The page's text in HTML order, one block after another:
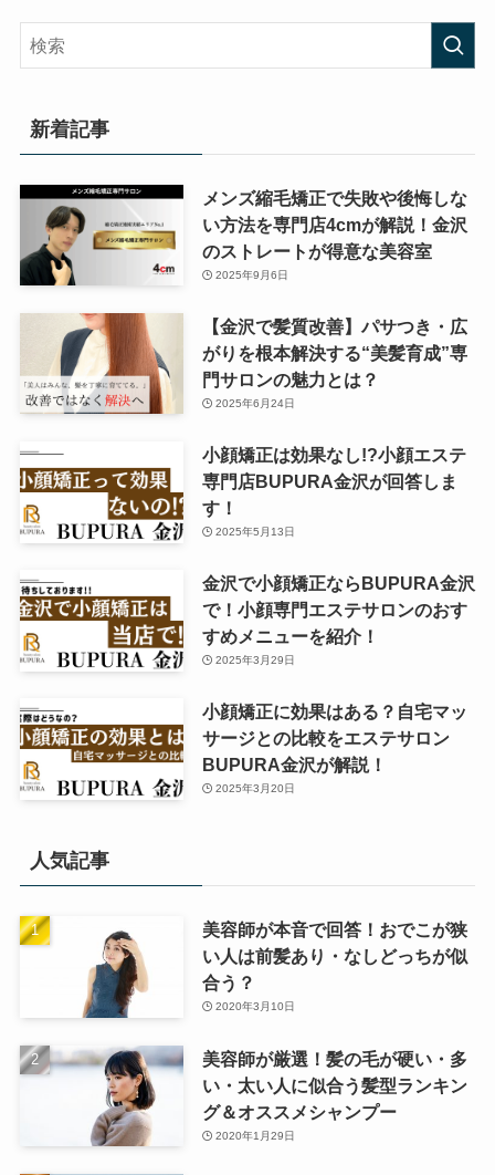
新着記事
メンズ縮毛矯正で失敗や後悔しな
い方法を専門店4cmが解説！金沢
のストレートが得意な美容室
2025年9月6日
【金沢で髪質改善】パサつき・広
がりを根本解決する“美髪育成”専
門サロンの魅力とは？
2025年6月24日
小顔矯正は効果なし!?小顔エステ
専門店BUPURA金沢が回答しま
す！
2025年5月13日
金沢で小顔矯正ならBUPURA金沢
で！小顔専門エステサロンのおす
すめメニューを紹介！
2025年3月29日
小顔矯正に効果はある？自宅マッ
サージとの比較をエステサロン
BUPURA金沢が解説！
2025年3月20日
人気記事
美容師が本音で回答！おでこが狭
い人は前髪あり・なしどっちが似
合う？
2020年3月10日
美容師が厳選！髪の毛が硬い・多
い・太い人に似合う髪型ランキン
グ＆オススメシャンプー
2020年1月29日